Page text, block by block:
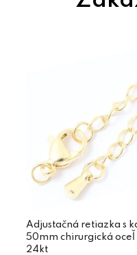
Adjustačná retiazka s
50mm chirurgická
24kt